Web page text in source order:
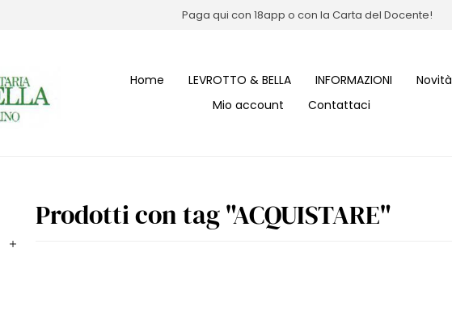
Paga qui con 18app o con la Carta del Docente!
Home LEVROTTO & BELLA INFORMAZIONI
Novità
Mio account
Contattaci
Prodotti con tag "ACQUISTARE"